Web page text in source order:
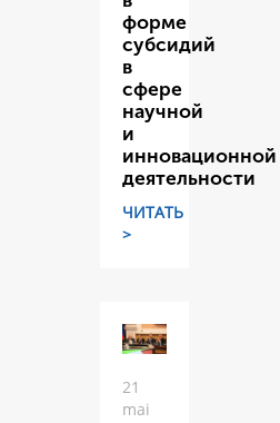
форме
субсидий
в
сфере
научной
и
инновационной
деятельности
ЧИТАТЬ
>
21
mai